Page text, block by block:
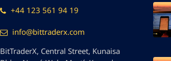
+44 123 561 94 19
info@bittraderx.com
BitTraderX, Central Street, Kunaisa